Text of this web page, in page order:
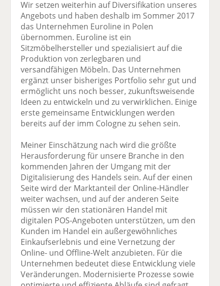
Wir setzen weiterhin auf Diversifikation unseres
Angebots und haben deshalb im Sommer 2017
das Unternehmen Euroline in Polen
übernommen. Euroline ist ein
Sitzmöbelhersteller und spezialisiert auf die
Produktion von zerlegbaren und
versandfähigen Möbeln. Das Unternehmen
ergänzt unser bisheriges Portfolio sehr gut und
ermöglicht uns noch besser, zukunftsweisende
Ideen zu entwickeln und zu verwirklichen. Einige
erste gemeinsame Entwicklungen werden
bereits auf der imm Cologne zu sehen sein.
Meiner Einschätzung nach wird die größte
Herausforderung für unsere Branche in den
kommenden Jahren der Umgang mit der
Digitalisierung des Handels sein. Auf der einen
Seite wird der Marktanteil der Online-Händler
weiter wachsen, und auf der anderen Seite
müssen wir den stationären Handel mit
digitalen POS-Angeboten unterstützen, um den
Kunden im Handel ein außergewöhnliches
Einkaufserlebnis und eine Vernetzung der
Online- und Offline-Welt anzubieten. Für die
Unternehmen bedeutet diese Entwicklung viele
Veränderungen. Modernisierte Prozesse sowie